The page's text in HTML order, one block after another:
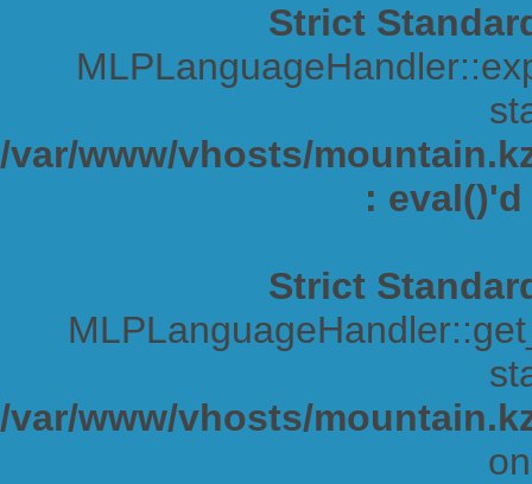
Strict
/var/www/vhosts/
:
Strict
/var/www/vhosts/